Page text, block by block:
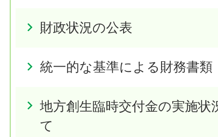
財政状況の公表
統一的な基準による財務書類
地方創生臨時交付金の実施
て